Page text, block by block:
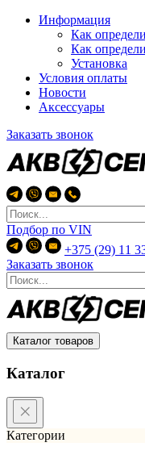
Информация
Как
Как
Установка
Условия оплаты
Новости
Аксессуары
Заказать звонок
Подбор по VIN
+375 (29) 11
Заказать звонок
Каталог товаров
Каталог
Категории